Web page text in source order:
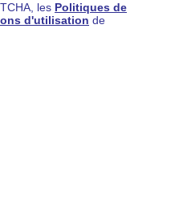
les Politiques de
d'utilisation de